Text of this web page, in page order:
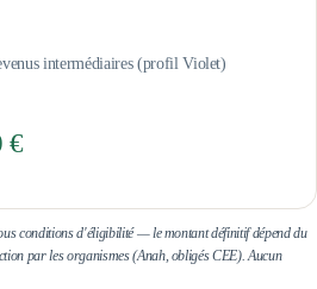
intermédiaires (profil Violet)
€
conditions d'éligibilité — le montant définitif dépend du
par les organismes (Anah, obligés CEE). Aucun